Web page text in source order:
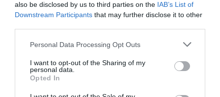
also be disclosed by us to third parties on the IAB’s List of
Downstream Participants that may further disclose it to other
Please note that this website/app uses one or more Google
not limited to your visit or usage behaviour. You may click to
grant or deny consent to Google and its third-party tags to
use your data for below specified purposes in below Google
consent section.
Personal Data Processing Opt Outs
I want to opt-out of the Sharing of my
personal data.
Opted In
forrás: mti.hu
Facebookon? Nem! Akkor
megteheted! Köszönjük!